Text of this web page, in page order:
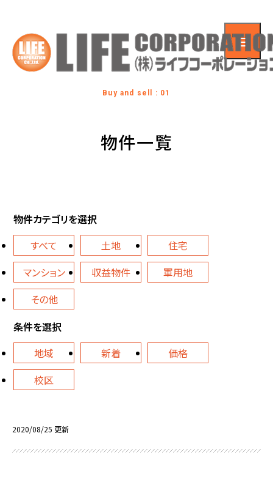
Buy and sell : 01
物件一覧
物件カテゴリを選択
すべて
土地
住宅
マンション
収益物件
軍用地
その他
条件を選択
地域
新着
価格
校区
2020/08/25 更新